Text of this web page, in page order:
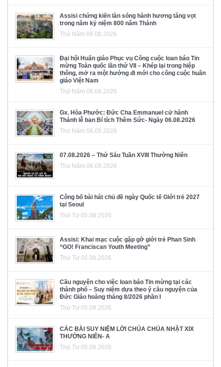
Assisi chứng kiến làn sóng hành hương tăng vọt
trong năm kỷ niệm 800 năm Thánh
Thứ Năm 06.08.2026
Đại hội Huấn giáo Phục vụ Công cuộc loan báo Tin
mừng Toàn quốc lần thứ VII – Khép lại trong hiệp
thông, mở ra một hướng đi mới cho công cuộc huấn
giáo Việt Nam
Thứ Năm 06.08.2026
Gx. Hòa Phước: Đức Cha Emmanuel cử hành
Thánh lễ ban Bí tích Thêm Sức- Ngày 06.08.2026
Thứ Năm 06.08.2026
07.08.2026 – Thứ Sáu Tuần XVIII Thường Niên
Thứ Năm 06.08.2026
Công bố bài hát chủ đề ngày Quốc tế Giới trẻ 2027
tại Seoul
Thứ Tư 05.08.2026
Assisi: Khai mạc cuộc gặp gỡ giới trẻ Phan Sinh
“GO! Franciscan Youth Meeting”
Thứ Tư 05.08.2026
Cầu nguyện cho việc loan báo Tin mừng tại các
thành phố – Suy niệm dựa theo ý cầu nguyện của
Đức Giáo hoàng tháng 8/2026 phần I
Thứ Tư 05.08.2026
CÁC BÀI SUY NIỆM LỜI CHÚA CHÚA NHẬT XIX
THƯỜNG NIÊN- A
Thứ Tư 05.08.2026